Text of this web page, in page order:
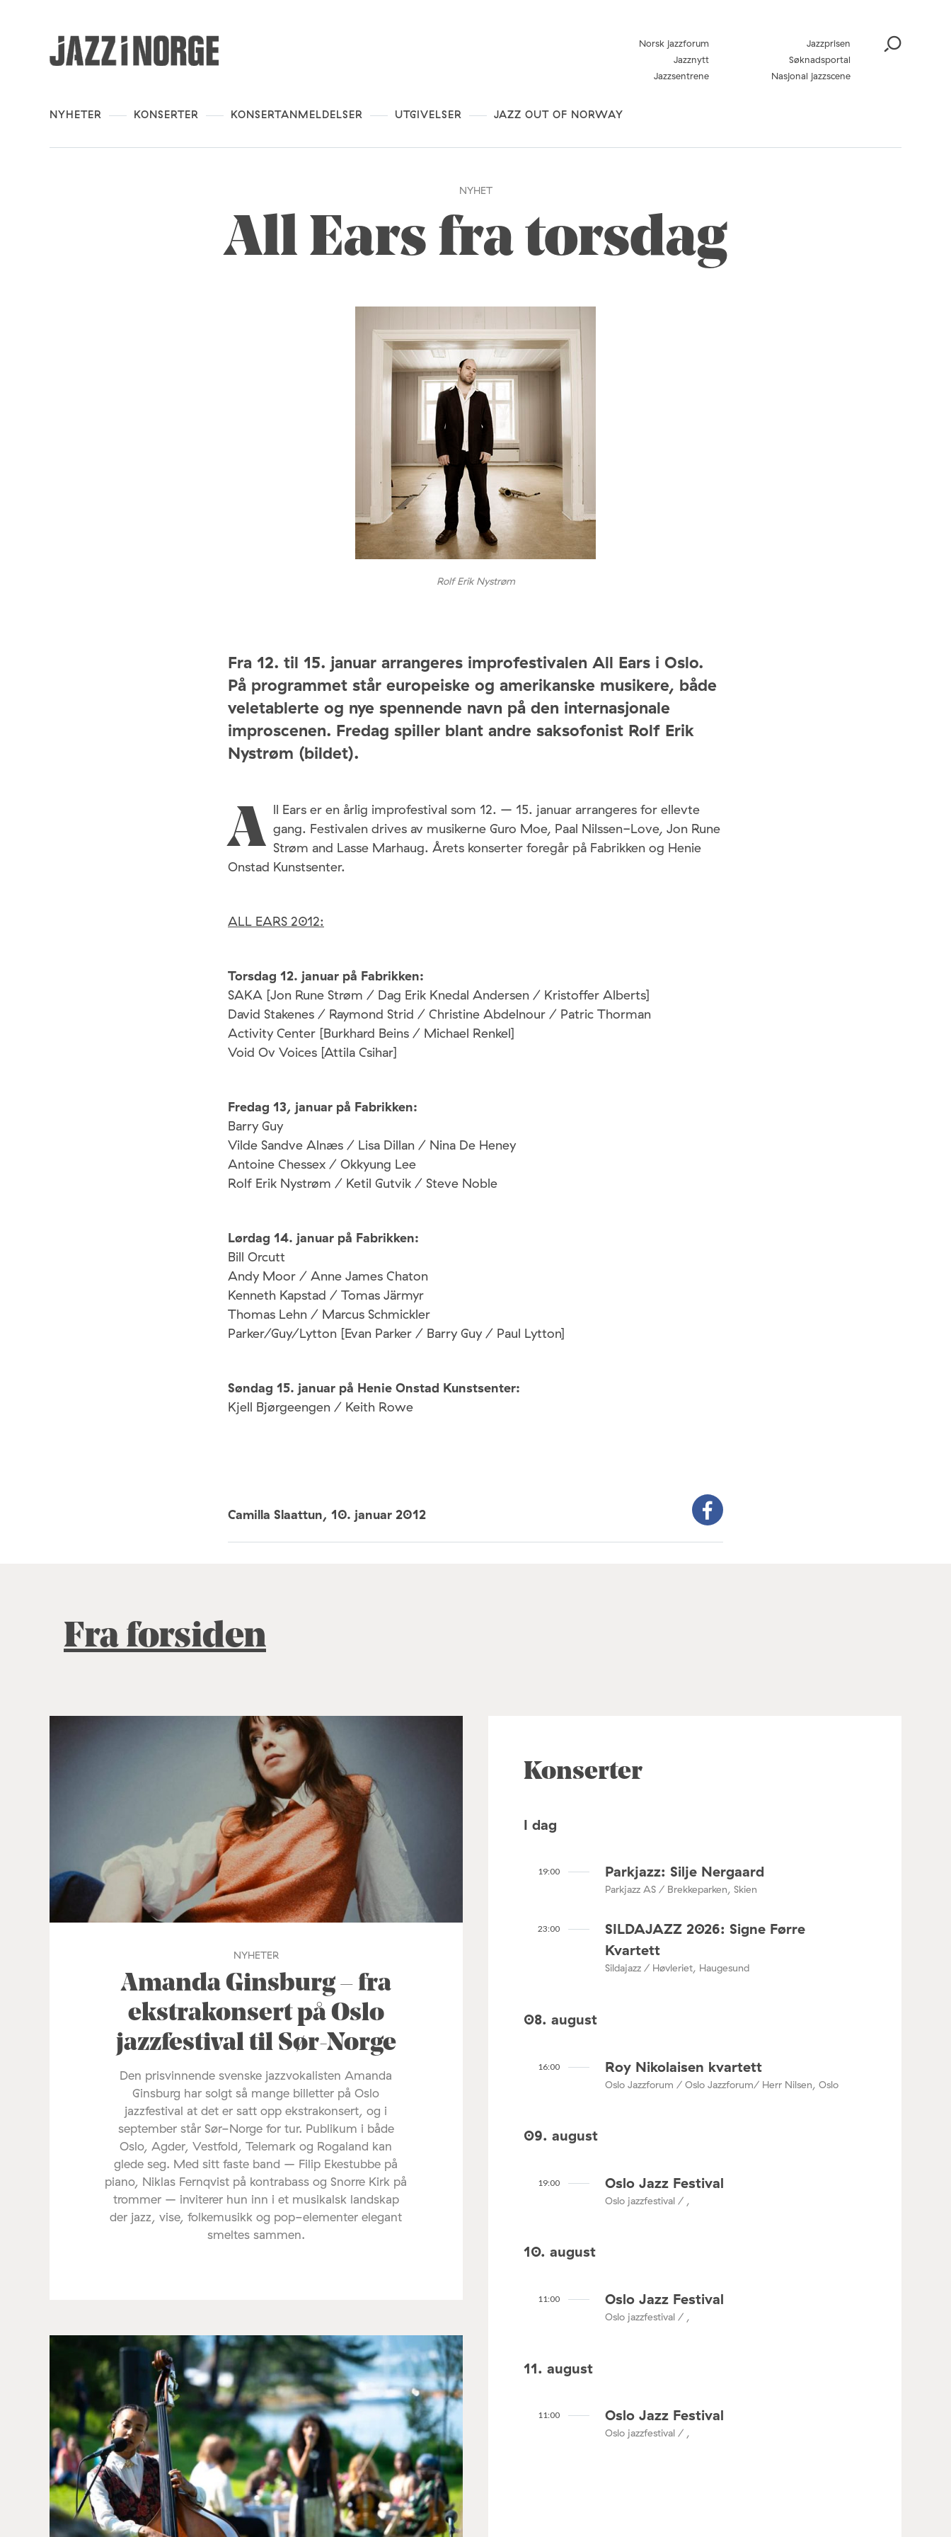
NYHETER KONSERTER KONSERTANMELDELSER UTGIVELSER JAZZ OUT OF NORWAY
Norsk jazzforum
Jazzprisen
Jazznytt
Søknadsportal
Jazzsentrene
Nasjonal jazzscene
NYHET
All Ears fra torsdag
Rolf Erik Nystrøm
Fra 12. til 15. januar arrangeres improfestivalen All Ears i Oslo.
På programmet står europeiske og amerikanske musikere, både
veletablerte og nye spennende navn på den internasjonale
improscenen. Fredag spiller blant andre saksofonist Rolf Erik
Nystrøm (bildet).
A ll Ears er en årlig improfestival som 12. – 15. januar arrangeres for ellevte
gang. Festivalen drives av musikerne Guro Moe, Paal Nilssen-Love, Jon Rune
Strøm and Lasse Marhaug. Årets konserter foregår på Fabrikken og Henie
Onstad Kunstsenter.
ALL EARS 2012:
Torsdag 12. januar på Fabrikken:
SAKA [Jon Rune Strøm / Dag Erik Knedal Andersen / Kristoffer Alberts]
David Stakenes / Raymond Strid / Christine Abdelnour / Patric Thorman
Activity Center [Burkhard Beins / Michael Renkel]
Void Ov Voices [Attila Csihar]
Fredag 13, januar på Fabrikken:
Barry Guy
Vilde Sandve Alnæs / Lisa Dillan / Nina De Heney
Antoine Chessex / Okkyung Lee
Rolf Erik Nystrøm / Ketil Gutvik / Steve Noble
Lørdag 14. januar på Fabrikken:
Bill Orcutt
Andy Moor / Anne James Chaton
Kenneth Kapstad / Tomas Järmyr
Thomas Lehn / Marcus Schmickler
Parker/Guy/Lytton [Evan Parker / Barry Guy / Paul Lytton]
Søndag 15. januar på Henie Onstad Kunstsenter:
Kjell Bjørgeengen / Keith Rowe
Camilla Slaattun, 10. januar 2012
Fra forsiden
NYHETER
Amanda Ginsburg – fra
ekstrakonsert på Oslo
jazzfestival til Sør-Norge
Den prisvinnende svenske jazzvokalisten Amanda
Ginsburg har solgt så mange billetter på Oslo
jazzfestival at det er satt opp ekstrakonsert, og i
september står Sør-Norge for tur. Publikum i både
Oslo, Agder, Vestfold, Telemark og Rogaland kan
glede seg. Med sitt faste band – Filip Ekestubbe på
piano, Niklas Fernqvist på kontrabass og Snorre Kirk på
trommer – inviterer hun inn i et musikalsk landskap
der jazz, vise, folkemusikk og pop-elementer elegant
smeltes sammen.
Konserter
I dag
19:00 Parkjazz: Silje Nergaard
Parkjazz AS / Brekkeparken, Skien
23:00
SILDAJAZZ 2026: Signe Førre
Kvartett
Sildajazz / Høvleriet, Haugesund
08. august
16:00 Roy Nikolaisen kvartett
Oslo Jazzforum / Oslo Jazzforum/ Herr Nilsen, Oslo
09. august
19:00 Oslo Jazz Festival
Oslo jazzfestival / ,
10. august
11:00 Oslo Jazz Festival
Oslo jazzfestival / ,
11. august
11:00 Oslo Jazz Festival
Oslo jazzfestival / ,